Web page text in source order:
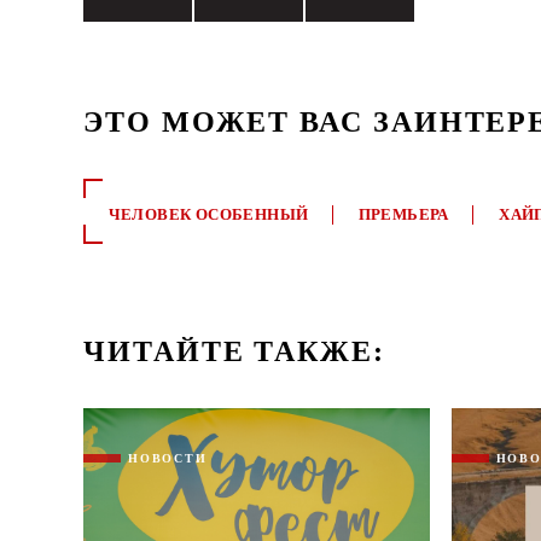
ЭТО МОЖЕТ ВАС
ЧЕЛОВЕК ОСОБЕННЫЙ ПРЕМЬЕРА
ЧИТАЙТЕ ТАКЖЕ:
НОВОСТИ